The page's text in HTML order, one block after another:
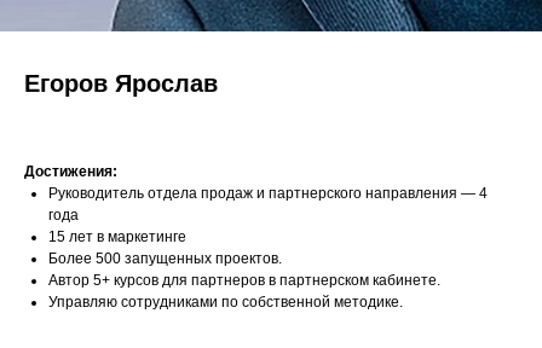
Егоров Ярослав
Достижения:
Руководитель отдела продаж и партнерского направления — 4
года
15 лет в маркетинге
Более 500 запущенных проектов.
Автор 5+ курсов для партнеров в партнерском кабинете.
Управляю сотрудниками по собственной методике.